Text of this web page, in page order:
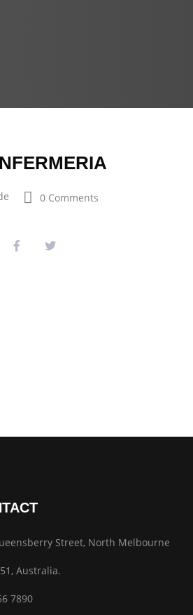
0 Comments
Street, North Melbourne
Australia.
7890